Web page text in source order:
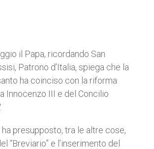
il Papa, ricordando San
Patrono d’Italia, spiega che la
ha coinciso con la riforma
Innocenzo III e del Concilio
presupposto, tra le altre cose,
“Breviario” e l’inserimento del